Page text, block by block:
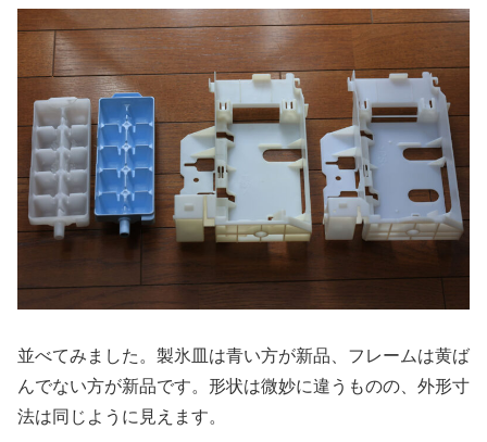
並べてみました。製氷皿は青い方が新品、フレームは黄ば
んでない方が新品です。形状は微妙に違うものの、外形寸
法は同じように見えます。